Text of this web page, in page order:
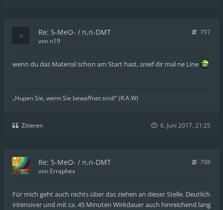
Re: 5-MeO- / n,n-DMT
797
von n19
wenn du das Material schon am Start hast, snief dir mal ne Line
„Hupen Sie, wenn Sie bewaffnet sind!“ (R.A.W)
Zitieren 6. Juni 2017, 21:25
Re: 5-MeO- / n,n-DMT
798
von Erraphex
Für mich geht auch nichts über das ziehen an dieser Stelle. Deutlich
intensiver und mit ca. 45 Minuten Wirkdauer auch hinreichend lang